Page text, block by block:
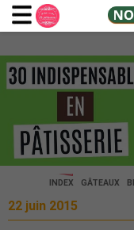
INDEX GÂTEAUX
22 juin 2015